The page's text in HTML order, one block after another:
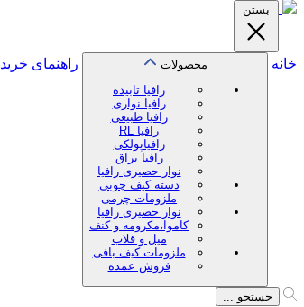
بستن
خانه
محصولات
رافیا تابیده
رافیا نواری
رافیا طبیعی
رافیا RL
رافیاپولکی
رافیا براق
نوار حصیری رافیا
دسته کیف چوبی
ملزومات چرمی
نوار حصیری رافیا
کاموا،مکرومه و کنف
میل و قلاب
ملزومات کیف بافی
فروش عمده
راهنمای خرید
جستجو ...